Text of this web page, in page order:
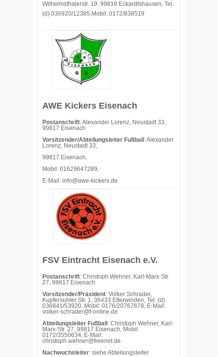
Wilhelmsthalerstr. 19, 99819 Eckardtshausen, Tel.
(d) 036920/12385,Mobil: 0172/838519
AWE Kickers Eisenach
Postanschrift: Alexander Lorenz, Neustadt 33,
99817 Eisenach
Vorsitzender/Abteilungsleiter Fußball : Alexander
Lorenz, Neustadt 33,
99817 Eisenach,
Mobil: 01629647289,
E-Mail: info@awe-kickers.de
FSV Eintracht Eisenach e.V.
Postanschrift: Christoph Wehner, Karl-Marx-Str.
27, 99817 Eisenach
Vorsitzender/Präsident: Volker Schrader,
Kupfersuhler Str. 1, 36433 Etterwinden, Tel. (d)
036841/53920, Mobil: 0176/20767678, E-Mail:
volker-schrader@t-online.de
Abteilungsleiter Fußball : Christoph Wehner, Karl-
Marx-Str. 27, 99817 Eisenach, Mobil:
0172/3550634, E-Mail:
christoph.wehner@freenet.de
Nachwuchsleiter: siehe Abteilungsleiter